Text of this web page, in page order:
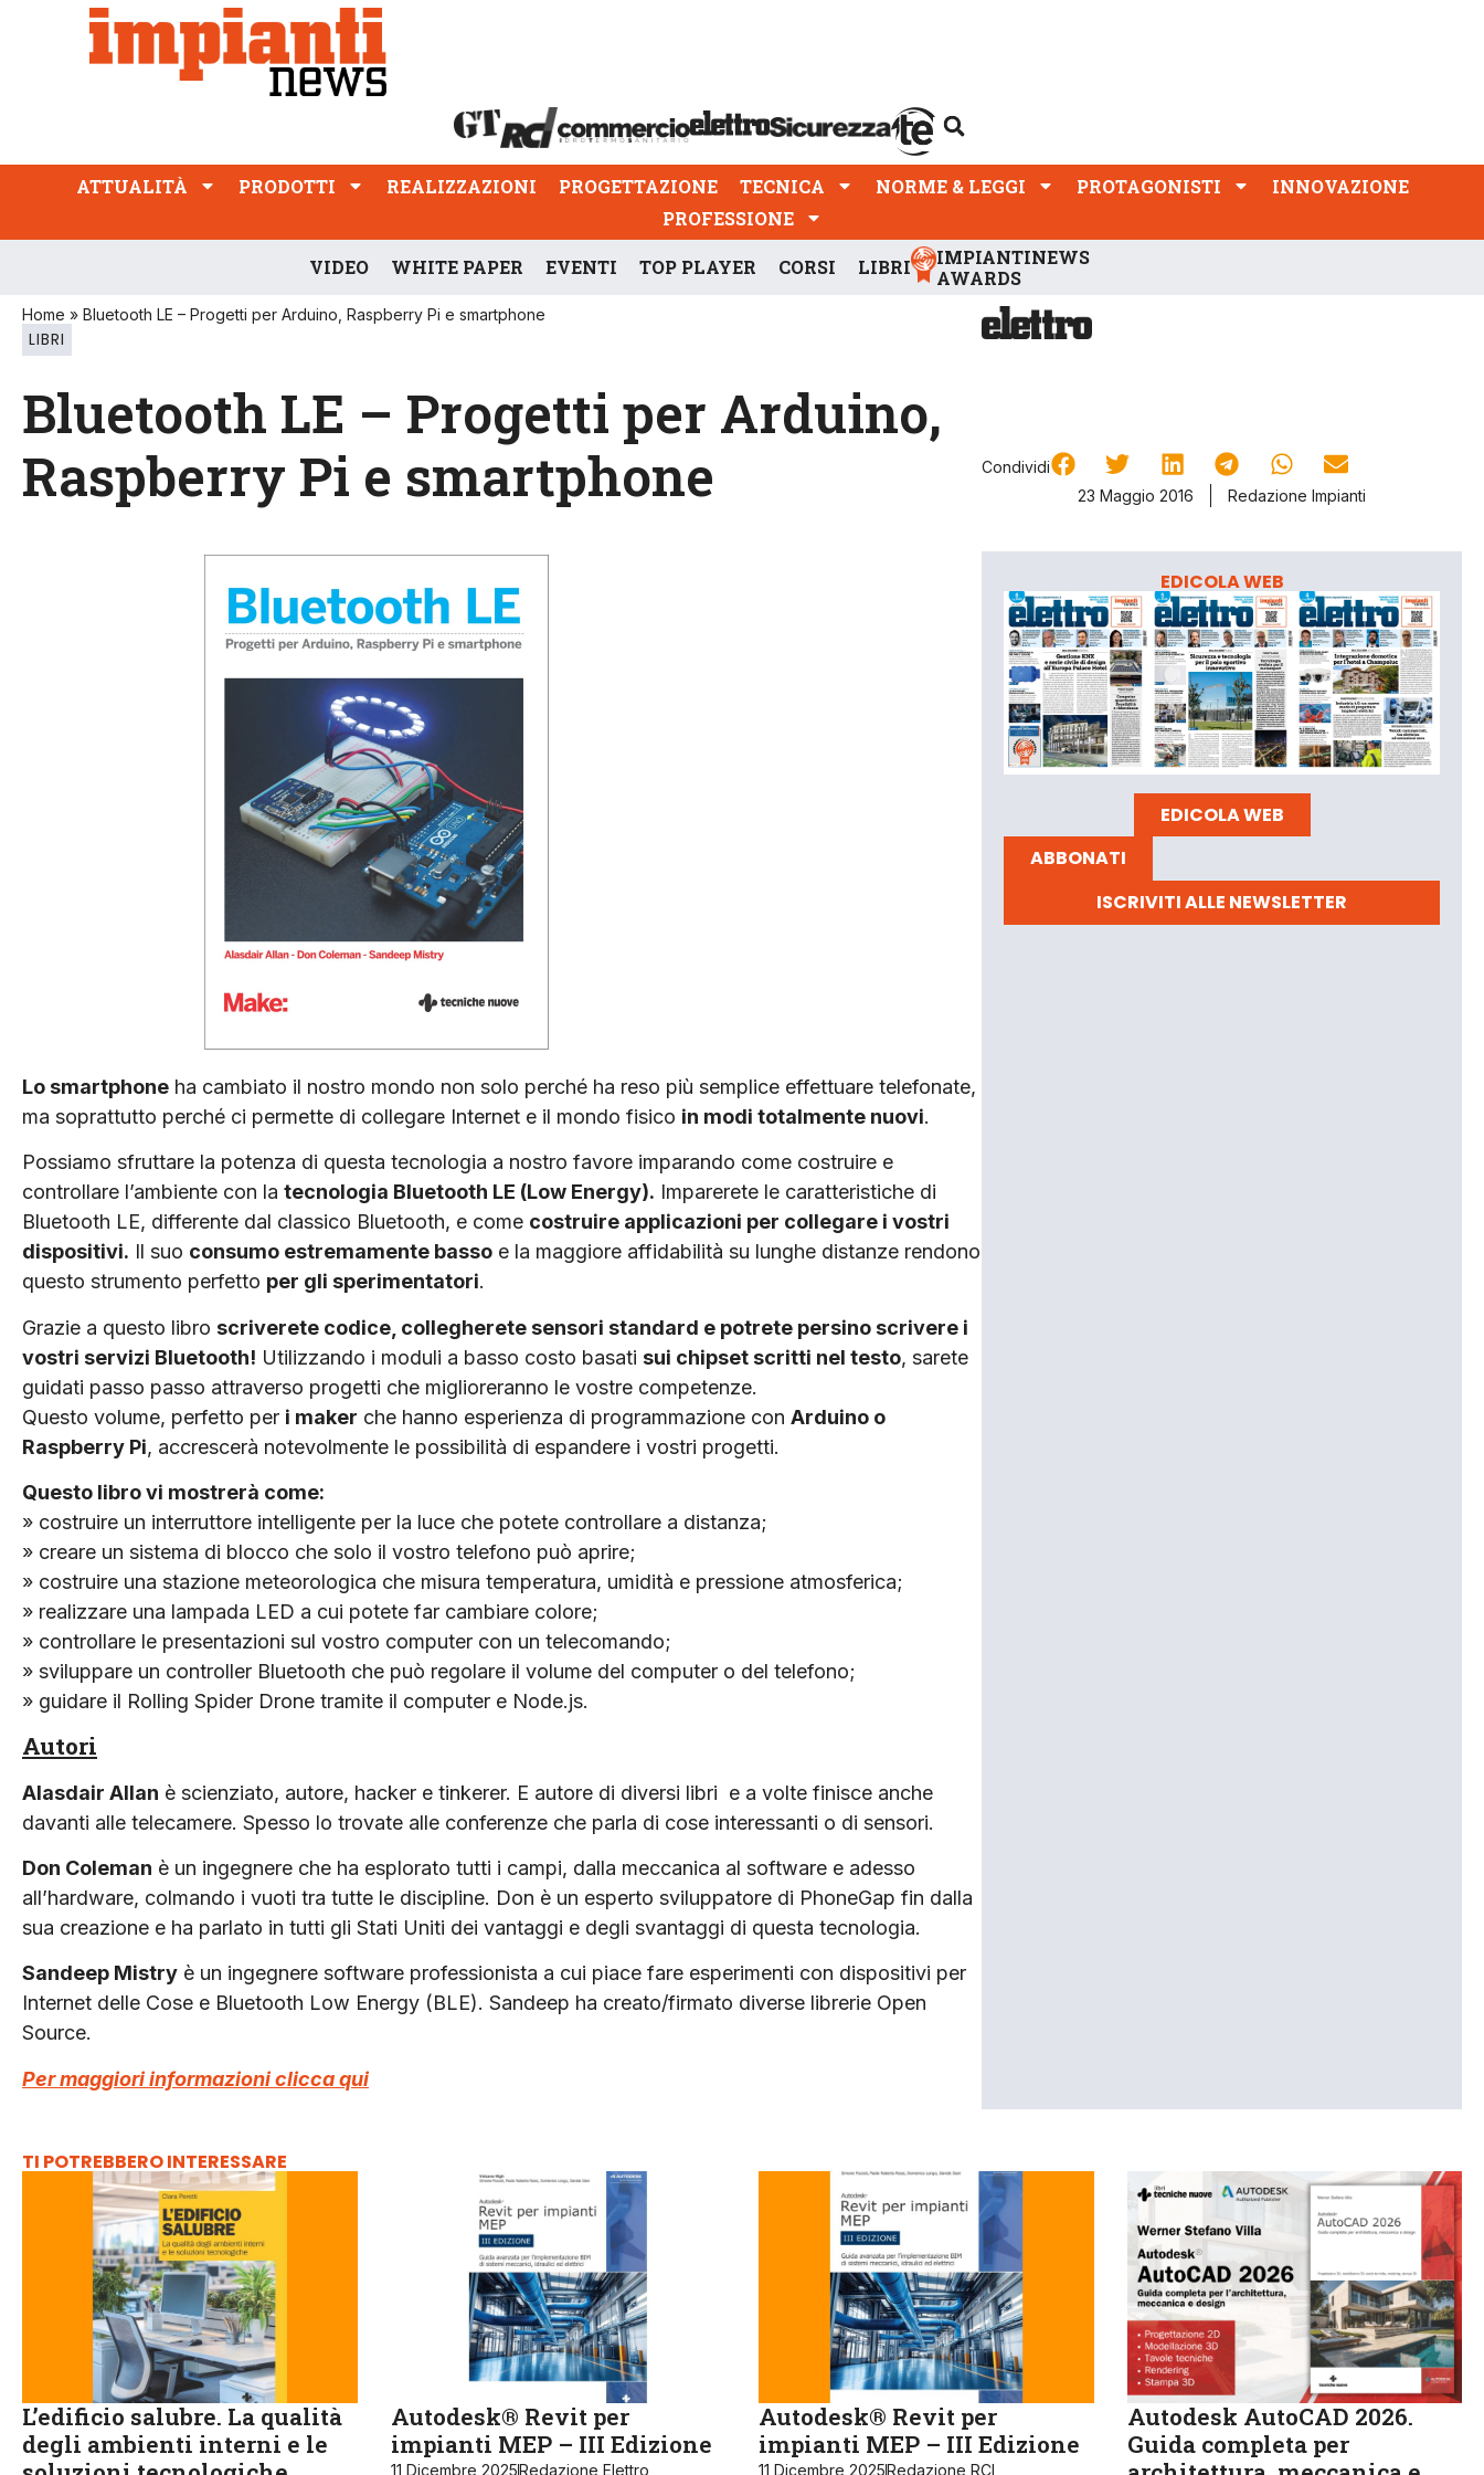
ATTUALITÀ PRODOTTI REALIZZAZIONI
PROFESSIONE
ATTUALITÀ PRODOTTI REALIZZAZIONI PROGETTAZIONE TECNICA NORME & LEGGI PROTAGONISTI
INNOVAZIONE
PROFESSIONE
VIDEO WHITE PAPER EVENTI TOP PLAYER CORSI LIBRI
IMPIANTINEWS
AWARDS
Home » Bluetooth LE – Progetti per Arduino, Raspberry Pi e smartphone
LIBRI
Bluetooth LE – Progetti per Arduino,
Raspberry Pi e smartphone
Condividi
23 Maggio 2016
Redazione Impianti
Lo smartphone ha cambiato il nostro mondo non solo perché ha reso più semplice effettuare telefonate,
ma soprattutto perché ci permette di collegare Internet e il mondo fisico in modi totalmente nuovi.
Possiamo sfruttare la potenza di questa tecnologia a nostro favore imparando come costruire e
controllare l’ambiente con la tecnologia Bluetooth LE (Low Energy). Imparerete le caratteristiche di
Bluetooth LE, differente dal classico Bluetooth, e come costruire applicazioni per collegare i vostri
dispositivi. Il suo consumo estremamente basso e la maggiore affidabilità su lunghe distanze rendono
questo strumento perfetto per gli sperimentatori.
Grazie a questo libro scriverete codice, collegherete sensori standard e potrete persino scrivere i
vostri servizi Bluetooth! Utilizzando i moduli a basso costo basati sui chipset scritti nel testo, sarete
guidati passo passo attraverso progetti che miglioreranno le vostre competenze.
Questo volume, perfetto per i maker che hanno esperienza di programmazione con Arduino o
Raspberry Pi, accrescerà notevolmente le possibilità di espandere i vostri progetti.
Questo libro vi mostrerà come:
» costruire un interruttore intelligente per la luce che potete controllare a distanza;
» creare un sistema di blocco che solo il vostro telefono può aprire;
» costruire una stazione meteorologica che misura temperatura, umidità e pressione atmosferica;
» realizzare una lampada LED a cui potete far cambiare colore;
» controllare le presentazioni sul vostro computer con un telecomando;
» sviluppare un controller Bluetooth che può regolare il volume del computer o del telefono;
» guidare il Rolling Spider Drone tramite il computer e Node.js.
Autori
Alasdair Allan è scienziato, autore, hacker e tinkerer. E autore di diversi libri e a volte finisce anche
davanti alle telecamere. Spesso lo trovate alle conferenze che parla di cose interessanti o di sensori.
Don Coleman è un ingegnere che ha esplorato tutti i campi, dalla meccanica al software e adesso
all’hardware, colmando i vuoti tra tutte le discipline. Don è un esperto sviluppatore di PhoneGap fin dalla
sua creazione e ha parlato in tutti gli Stati Uniti dei vantaggi e degli svantaggi di questa tecnologia.
Sandeep Mistry è un ingegnere software professionista a cui piace fare esperimenti con dispositivi per
Internet delle Cose e Bluetooth Low Energy (BLE). Sandeep ha creato/firmato diverse librerie Open
Source.
Per maggiori informazioni clicca qui
EDICOLA WEB
EDICOLA WEB
ABBONATI
ISCRIVITI ALLE NEWSLETTER
TI POTREBBERO INTERESSARE
L’edificio salubre. La qualità
degli ambienti interni e le
Autodesk® Revit per
impianti MEP – III Edizione
11 Dicembre 2025Redazione Elettro
Autodesk® Revit per
impianti MEP – III Edizione
11 Dicembre 2025Redazione RCI
Autodesk AutoCAD 2026.
Guida completa per